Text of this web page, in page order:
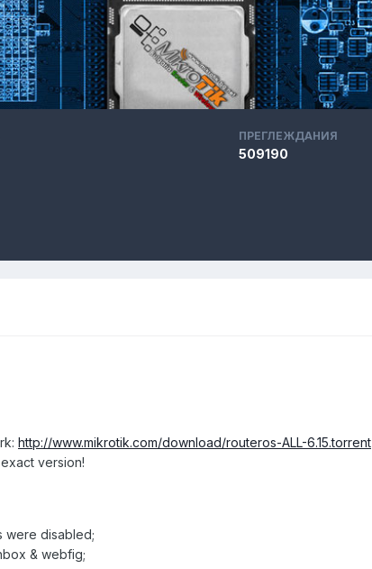
ПРЕГЛЕЖДАНИЯ
509190
http://www.mikrotik.com/download/routeros-ALL-6.15.torrent
version!
were disabled;
& webfig;